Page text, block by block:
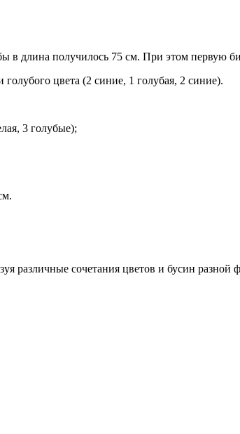
в длина получилось 75 см. При этом первую
цвета (2 синие, 1 голубая, 2 синие).
3 голубые);
различные сочетания цветов и бусин